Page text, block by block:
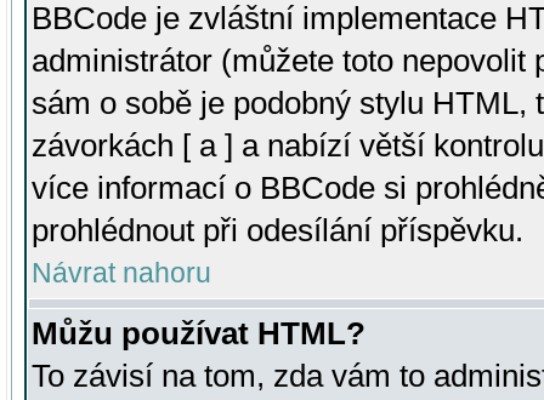
BBCode je zvláštní implementace
administrátor (můžete toto
sám o sobě je podobný stylu HTML,
závorkách [ a ] a nabízí větší
více informací o BBCode si
prohlédnout při odesílání příspěvku.
Návrat nahoru
Můžu používat HTML?
To závisí na tom, zda vám to